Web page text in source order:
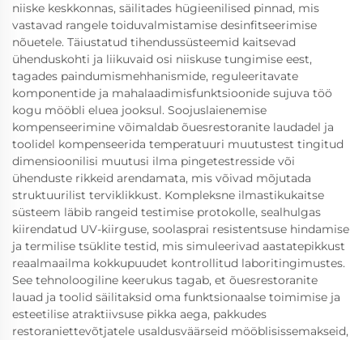
niiske keskkonnas, säilitades hügieenilised pinnad, mis
vastavad rangele toiduvalmistamise desinfitseerimise
nõuetele. Täiustatud tihendussüsteemid kaitsevad
ühenduskohti ja liikuvaid osi niiskuse tungimise eest,
tagades paindumismehhanismide, reguleeritavate
komponentide ja mahalaadimisfunktsioonide sujuva töö
kogu mööbli eluea jooksul. Soojuslaienemise
kompenseerimine võimaldab õuesrestoranite laudadel ja
toolidel kompenseerida temperatuuri muutustest tingitud
dimensioonilisi muutusi ilma pingetestresside või
ühenduste rikkeid arendamata, mis võivad mõjutada
struktuurilist terviklikkust. Kompleksne ilmastikukaitse
süsteem läbib rangeid testimise protokolle, sealhulgas
kiirendatud UV-kiirguse, soolasprai resistentsuse hindamise
ja termilise tsüklite testid, mis simuleerivad aastatepikkust
reaalmaailma kokkupuudet kontrollitud laboritingimustes.
See tehnoloogiline keerukus tagab, et õuesrestoranite
lauad ja toolid säilitaksid oma funktsionaalse toimimise ja
esteetilise atraktiivsuse pikka aega, pakkudes
restoraniettevõtjatele usaldusväärseid mööblisissemakseid,